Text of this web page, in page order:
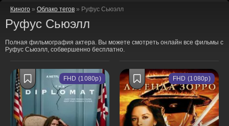
Киного » Облако тегов » Руфус Сьюэлл
Руфус Сьюэлл
Полная фильмография актера. Вы можете смотреть онлайн все фильмы с
Руфус Сьюэлл, собвершенно бесплатно.
FHD (1080p) FHD (1080p)